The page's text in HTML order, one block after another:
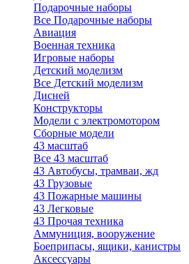
Подарочные наборы
Все Подарочные наборы
Авиация
Военная техника
Игровые наборы
Детский моделизм
Все Детский моделизм
Дисней
Конструкторы
Модели с электромотором
Сборные модели
43 масштаб
Все 43 масштаб
43 Автобусы, трамваи, жд
43 Грузовые
43 Пожарные машины
43 Легковые
43 Прочая техника
Аммуниция, вооружение
Боеприпасы, ящики, канистры
Аксессуары